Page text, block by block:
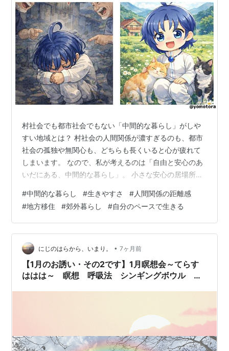
村社会でも都市社会でもない「中間的な暮らし」がしや
すい地域とは？ 村社会の人間関係が濃すぎるのも、都市
社会の孤独や無関心も、どちらも長くいると心が疲れて
しまいます。 なので、私が考えるのは「自由と安心のあ
いだにある、中間的な暮らし」。 小さな安心の居場所を
がしやすいのは、どんな地域なのかを整理してみようと
思います。 中間的な暮らしがしやすい地域の条件 ① 人
口規模が極端じゃない ② 交通アクセスがそこそこある
③ 自然や季節感が身近にある ④ コミュニティがゆるや
か ⑤ 生活コストが現実的 中間的な暮らしがしやすい地
域の具体例 中規模都市（利便…
#中間的な暮らし #生きやすさ #人間関係の距離感
#地方移住 #郊外暮らし #自分のペースで生きる
にじのはらから、いまり。 • 7ヶ月前
【1月のお誘い・その2です】1月瞑想会～てらす
ははは～ 瞑想 呼吸法 シンギングボウル 自